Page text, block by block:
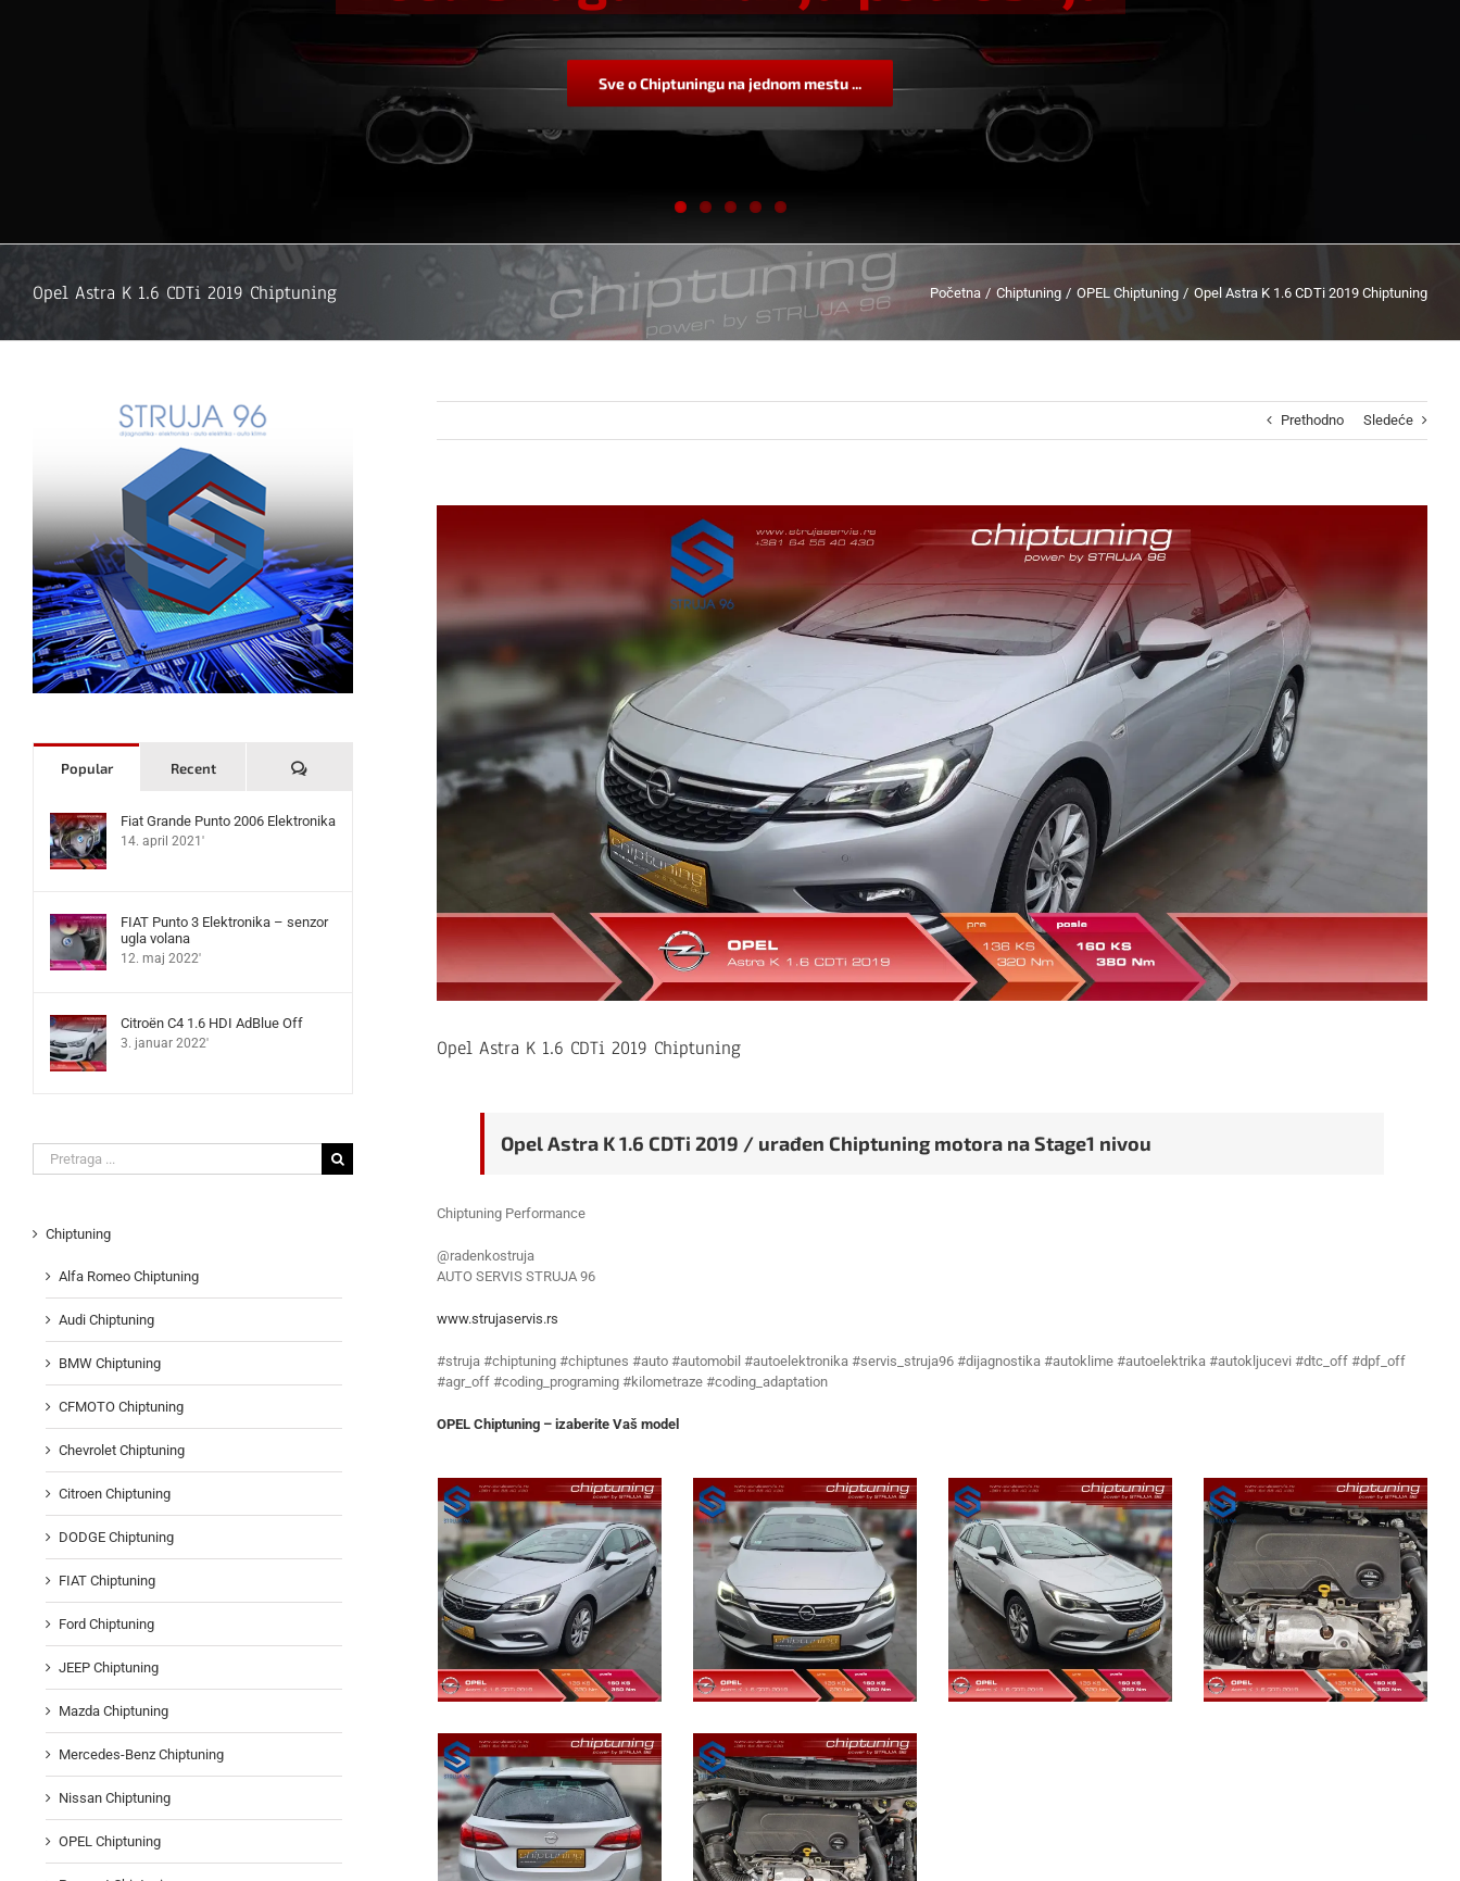
Sve o Chiptuningu na jednom mestu ...
Opel Astra K 1.6 CDTi 2019 Chiptuning Početna Chiptuning OPEL Chiptuning Opel Astra K 1.6 CDTi 2019 Chiptuning
Prethodno Sledeće
Opel Astra K 1.6 CDTi 2019 Chiptuning
Opel Astra K 1.6 CDTi 2019 / urađen Chiptuning motora na Stage1 nivou
Chiptuning Performance
@radenkostruja
AUTO SERVIS STRUJA 96
www.strujaservis.rs
#struja #chiptuning #chiptunes #auto #automobil #autoelektronika #servis_struja96 #dijagnostika #autoklime #autoelektrika #autokljucevi #dtc_off #dpf_off
#agr_off #coding_programing #kilometraze #coding_adaptation
OPEL Chiptuning – izaberite Vaš model
Popular Recent Komentari
Fiat Grande Punto 2006 Elektronika
14. april 2021'
FIAT Punto 3 Elektronika – senzor
ugla volana
12. maj 2022'
Citroën C4 1.6 HDI AdBlue Off
3. januar 2022'
Search
for:
Chiptuning
Alfa Romeo Chiptuning
Audi Chiptuning
BMW Chiptuning
CFMOTO Chiptuning
Chevrolet Chiptuning
Citroen Chiptuning
DODGE Chiptuning
FIAT Chiptuning
Ford Chiptuning
JEEP Chiptuning
Mazda Chiptuning
Mercedes-Benz Chiptuning
Nissan Chiptuning
OPEL Chiptuning